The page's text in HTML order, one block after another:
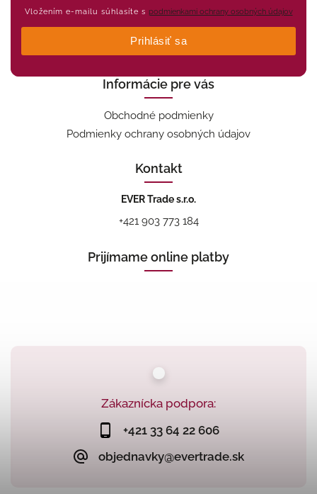
Zákaznícka podpora:
+421 33 64 22 606
objednavky@evertrade.sk
Vložením e-mailu súhlasíte s podmienkami ochrany osobných údajov
Prihlásiť sa
Informácie pre vás
Obchodné podmienky
Podmienky ochrany osobných údajov
Kontakt
EVER Trade s.r.o.
+421 903 773 184
Prijímame online platby